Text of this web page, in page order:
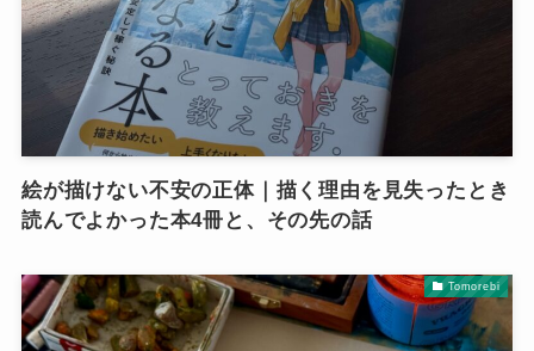
絵が描けない不安の正体｜描く理由を見失ったとき
読んでよかった本4冊と、その先の話
Tomorebi